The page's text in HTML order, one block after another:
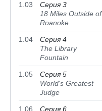
1.03
Серия 3
18 Miles Outside of
Roanoke
1.04
Серия 4
The Library
Fountain
1.05
Серия 5
World's Greatest
Judge
1.06
Серия 6